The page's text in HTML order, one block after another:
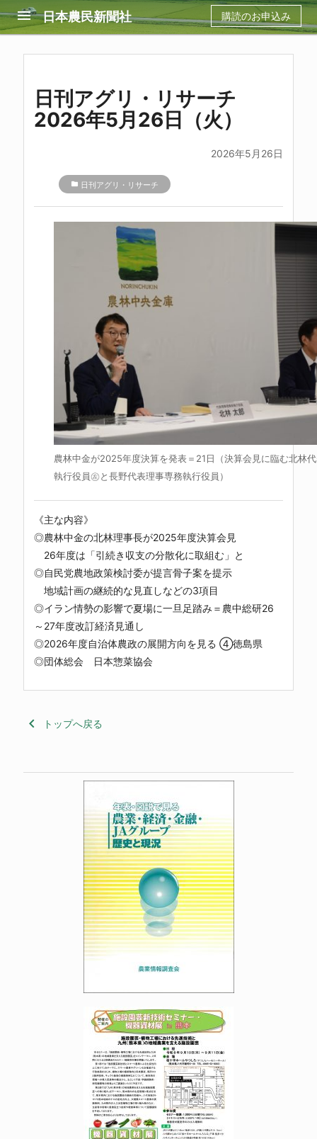
menu 日本農民新聞社 購読のお申込み
日刊アグリ・リサーチ
2026年5月26日（火）
2026年5月26日
folder 日刊アグリ・リサーチ
農林中金が2025年度決算を発表＝21日（決算会見に臨む北林
執行役員㊧と長野代表理事専務執行役員）
《主な内容》
◎農林中金の北林理事長が2025年度決算会見
26年度は「引続き収支の分散化に取組む」と
◎自民党農地政策検討委が提言骨子案を提示
地域計画の継続的な見直しなどの3項目
◎イラン情勢の影響で夏場に一旦足踏み＝農中総研26
～27年度改訂経済見通し
◎2026年度自治体農政の展開方向を見る ④徳島県
◎団体総会 日本惣菜協会
keyboard_arrow_left トップへ戻る